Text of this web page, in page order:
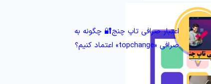
اعتبار صرافی تاپ چنج🔐 چگونه به
صرافی «topchange» اعتماد کنیم؟